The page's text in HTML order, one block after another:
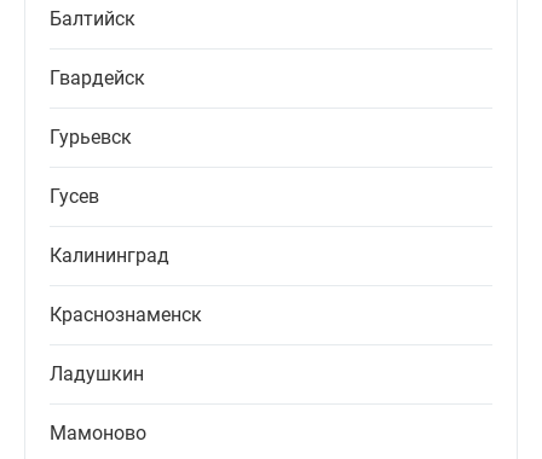
Балтийск
Гвардейск
Гурьевск
Гусев
Калининград
Краснознаменск
Ладушкин
Мамоново